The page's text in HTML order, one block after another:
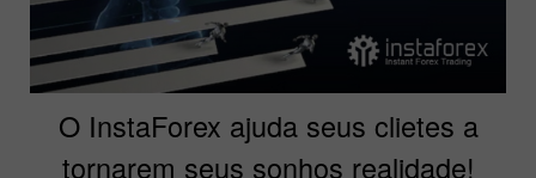
O InstaForex ajuda seus clietes a
tornarem seus sonhos realidade!